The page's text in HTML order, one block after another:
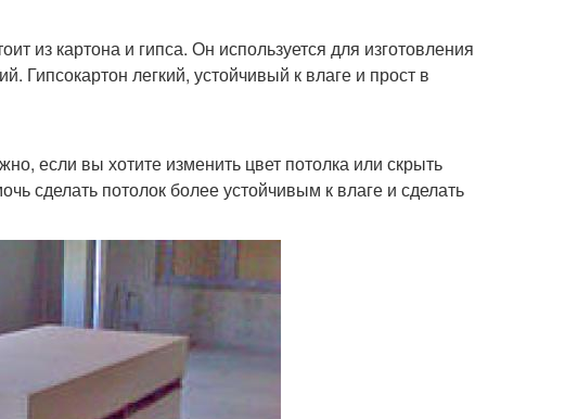
из картона и гипса. Он используется для изготовления
Гипсокартон легкий, устойчивый к влаге и прост в
если вы хотите изменить цвет потолка или скрыть
сделать потолок более устойчивым к влаге и сделать